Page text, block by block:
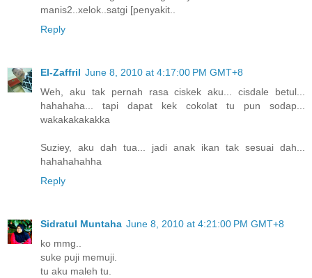
manis2..xelok..satgi [penyakit..
Reply
El-Zaffril June 8, 2010 at 4:17:00 PM GMT+8
Weh, aku tak pernah rasa ciskek aku... cisdale betul...
hahahaha... tapi dapat kek cokolat tu pun sodap...
wakakakakakka
Suziey, aku dah tua... jadi anak ikan tak sesuai dah...
hahahahahha
Reply
Sidratul Muntaha June 8, 2010 at 4:21:00 PM GMT+8
ko mmg..
suke puji memuji.
tu aku maleh tu.